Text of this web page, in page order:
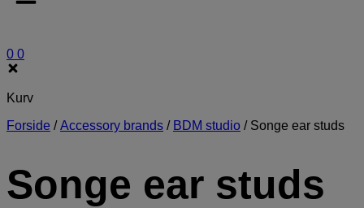
0 0
Kurv
Forside /Accessory brands / BDM studio / Songe ear studs
Songe ear studs